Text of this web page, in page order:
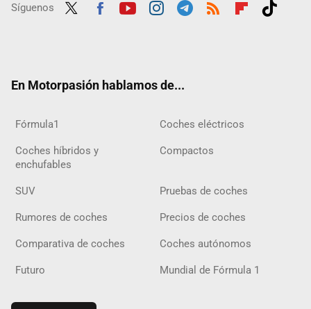
Síguenos
En Motorpasión hablamos de...
Fórmula1 Coches eléctricos
Coches híbridos y
enchufables
Compactos
SUV Pruebas de coches
Rumores de coches Precios de coches
Comparativa de coches Coches autónomos
Futuro Mundial de Fórmula 1